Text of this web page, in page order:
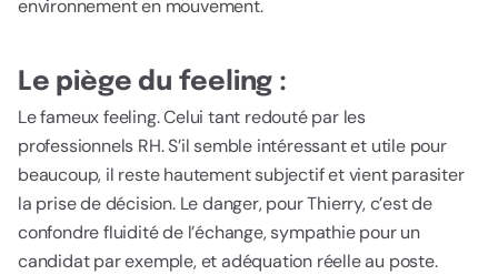
environnement en mouvement.
Le piège du feeling :
Le fameux feeling. Celui tant redouté par les
professionnels RH. S’il semble intéressant et utile pour
beaucoup, il reste hautement subjectif et vient parasiter
la prise de décision. Le danger, pour Thierry, c’est de
confondre fluidité de l’échange, sympathie pour un
candidat par exemple, et adéquation réelle au poste.